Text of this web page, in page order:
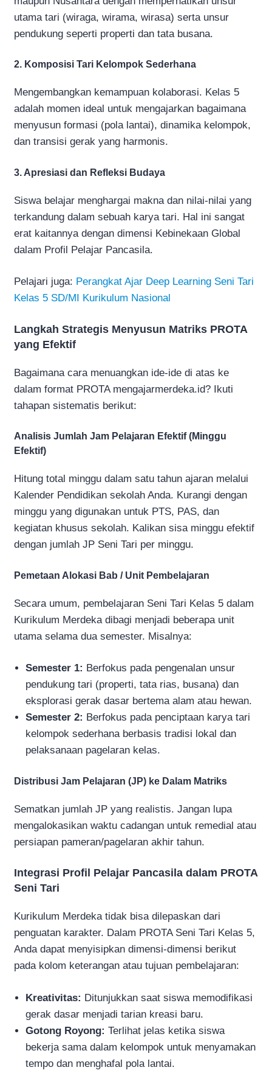
utama tari (wiraga, wirama, wirasa) serta unsur
pendukung seperti properti dan tata busana.
2. Komposisi Tari Kelompok Sederhana
Mengembangkan kemampuan kolaborasi. Kelas 5
adalah momen ideal untuk mengajarkan bagaimana
menyusun formasi (pola lantai), dinamika kelompok,
dan transisi gerak yang harmonis.
3. Apresiasi dan Refleksi Budaya
Siswa belajar menghargai makna dan nilai-nilai yang
terkandung dalam sebuah karya tari. Hal ini sangat
erat kaitannya dengan dimensi Kebinekaan Global
dalam Profil Pelajar Pancasila.
Pelajari juga: Perangkat Ajar Deep Learning Seni Tari
Kelas 5 SD/MI Kurikulum Nasional
Langkah Strategis Menyusun Matriks PROTA
yang Efektif
Bagaimana cara menuangkan ide-ide di atas ke
dalam format PROTA mengajarmerdeka.id? Ikuti
tahapan sistematis berikut:
Analisis Jumlah Jam Pelajaran Efektif (Minggu
Efektif)
Hitung total minggu dalam satu tahun ajaran melalui
Kalender Pendidikan sekolah Anda. Kurangi dengan
minggu yang digunakan untuk PTS, PAS, dan
kegiatan khusus sekolah. Kalikan sisa minggu efektif
dengan jumlah JP Seni Tari per minggu.
Pemetaan Alokasi Bab / Unit Pembelajaran
Secara umum, pembelajaran Seni Tari Kelas 5 dalam
Kurikulum Merdeka dibagi menjadi beberapa unit
utama selama dua semester. Misalnya:
Semester 1: Berfokus pada pengenalan unsur
pendukung tari (properti, tata rias, busana) dan
eksplorasi gerak dasar bertema alam atau hewan.
Semester 2: Berfokus pada penciptaan karya tari
kelompok sederhana berbasis tradisi lokal dan
pelaksanaan pagelaran kelas.
Distribusi Jam Pelajaran (JP) ke Dalam Matriks
Sematkan jumlah JP yang realistis. Jangan lupa
mengalokasikan waktu cadangan untuk remedial atau
persiapan pameran/pagelaran akhir tahun.
Integrasi Profil Pelajar Pancasila dalam PROTA
Seni Tari
Kurikulum Merdeka tidak bisa dilepaskan dari
penguatan karakter. Dalam PROTA Seni Tari Kelas 5,
Anda dapat menyisipkan dimensi-dimensi berikut
pada kolom keterangan atau tujuan pembelajaran:
Kreativitas: Ditunjukkan saat siswa memodifikasi
gerak dasar menjadi tarian kreasi baru.
Gotong Royong: Terlihat jelas ketika siswa
bekerja sama dalam kelompok untuk menyamakan
tempo dan menghafal pola lantai.